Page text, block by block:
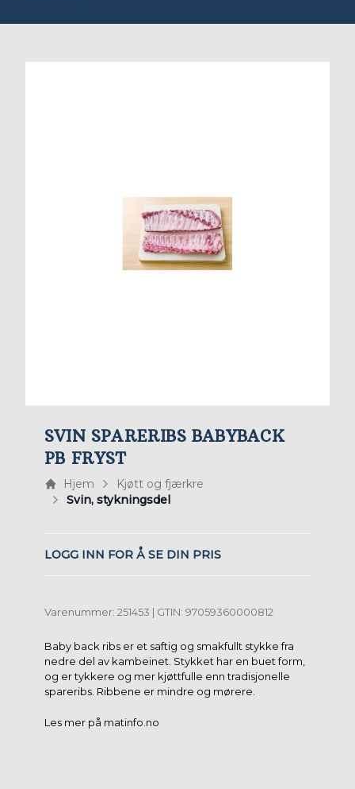
SVIN SPARERIBS BABYBACK
PB FRYST
Hjem
Kjøtt og fjærkre
Svin, stykningsdel
LOGG INN FOR Å SE DIN PRIS
Varenummer: 251453 | GTIN: 97059360000812
Baby back ribs er et saftig og smakfullt stykke fra
nedre del av kambeinet. Stykket har en buet form,
og er tykkere og mer kjøttfulle enn tradisjonelle
spareribs. Ribbene er mindre og mørere.
Les mer på matinfo.no